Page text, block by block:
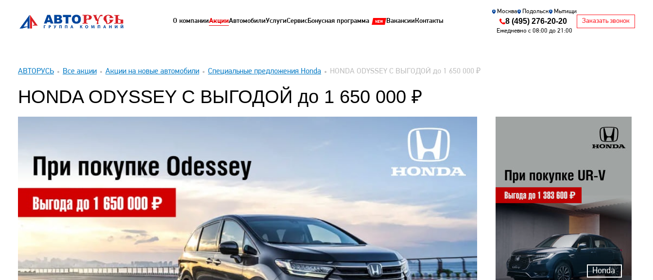
О компанииАкцииАвтомобилиУслугиСервисБонусная программа ВакансииКонтакты
Москва Подольск Мытищи
8 (495) 276-20-20
Ежедневно с 08:00 до 21:00
Заказать звонок
АВТОРУСЬ Все акции Акции на новые автомобили Специальные предложения Honda HONDA ODYSSEY С ВЫГОДОЙ до 1 650 000 ₽
HONDA ODYSSEY С ВЫГОДОЙ до 1 650 000 ₽
Honda